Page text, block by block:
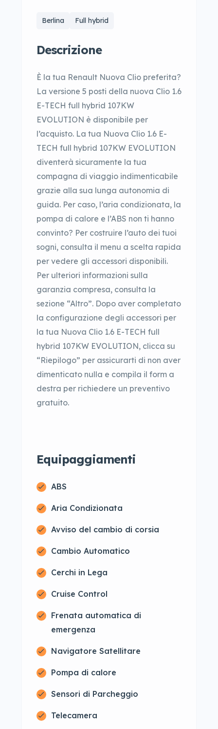
Berlina Full hybrid
Descrizione
È la tua Renault Nuova Clio preferita?
La versione 5 posti della nuova Clio 1.6
E-TECH full hybrid 107KW
EVOLUTION è disponibile per
l’acquisto. La tua Nuova Clio 1.6 E-
TECH full hybrid 107KW EVOLUTION
diventerà sicuramente la tua
compagna di viaggio indimenticabile
grazie alla sua lunga autonomia di
guida. Per caso, l’aria condizionata, la
pompa di calore e l’ABS non ti hanno
convinto? Per costruire l’auto dei tuoi
sogni, consulta il menu a scelta rapida
per vedere gli accessori disponibili.
Per ulteriori informazioni sulla
garanzia compresa, consulta la
sezione “Altro”. Dopo aver completato
la configurazione degli accessori per
la tua Nuova Clio 1.6 E-TECH full
hybrid 107KW EVOLUTION, clicca su
“Riepilogo” per assicurarti di non aver
dimenticato nulla e compila il form a
destra per richiedere un preventivo
gratuito.
Equipaggiamenti
ABS
Aria Condizionata
Avviso del cambio di corsia
Cambio Automatico
Cerchi in Lega
Cruise Control
Frenata automatica di
emergenza
Navigatore Satellitare
Pompa di calore
Sensori di Parcheggio
Telecamera